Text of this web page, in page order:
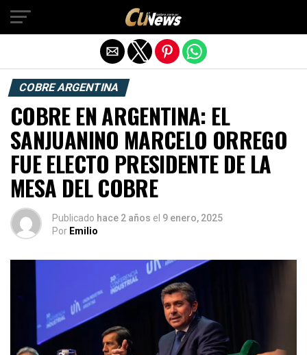
COBRE ARGENTINA
COBRE EN ARGENTINA: EL
SANJUANINO MARCELO ORREGO
FUE ELECTO PRESIDENTE DE LA
MESA DEL COBRE
Publicado hace 2 años el 9 enero, 2025
Por Emilio
Exit mobile version